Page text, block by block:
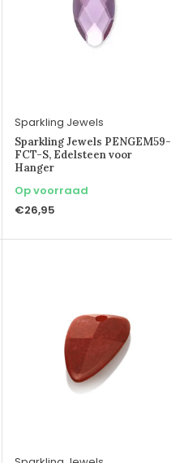
Sparkling Jewels
Sparkling Jewels PENGEM59-
FCT-S, Edelsteen voor
Hanger
Op voorraad
€26,95